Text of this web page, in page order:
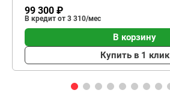
99 300 ₽
В кредит от 3 310/мес
В корзину
Купить в 1 клик